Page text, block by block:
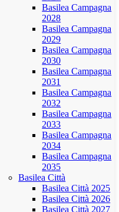
Basilea Campagna
2028
Basilea Campagna
2029
Basilea Campagna
2030
Basilea Campagna
2031
Basilea Campagna
2032
Basilea Campagna
2033
Basilea Campagna
2034
Basilea Campagna
2035
Basilea Città
Basilea Città 2025
Basilea Città 2026
Basilea Città 2027